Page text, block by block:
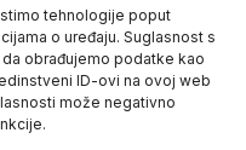
tehnologije poput
o uređaju. Suglasnost s
obrađujemo podatke kao
ID-ovi na ovoj web
može negativno
NEMA NA ZALIHI